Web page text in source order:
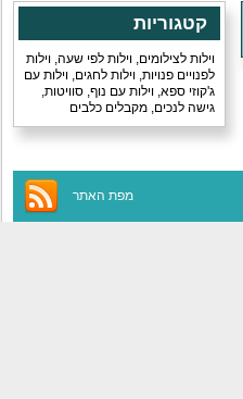
קטגוריות
וילות לצילומים, וילות לפי שעה, וילות
לפנויים פנויות, וילות לחגים, וילות עם
ג'קוזי ספא, וילות עם נוף, סוויטות,
גישה לנכים, מקבלים כלבים
מפת האתר